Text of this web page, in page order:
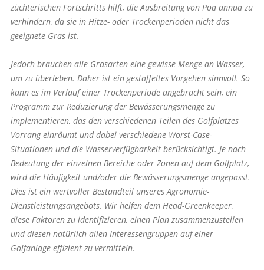
züchterischen Fortschritts hilft, die Ausbreitung von Poa annua zu
verhindern, da sie in Hitze- oder Trockenperioden nicht das
geeignete Gras ist.
Jedoch brauchen alle Grasarten eine gewisse Menge an Wasser,
um zu überleben. Daher ist ein gestaffeltes Vorgehen sinnvoll. So
kann es im Verlauf einer Trockenperiode angebracht sein, ein
Programm zur Reduzierung der Bewässerungsmenge zu
implementieren, das den verschiedenen Teilen des Golfplatzes
Vorrang einräumt und dabei verschiedene Worst-Case-
Situationen und die Wasserverfügbarkeit berücksichtigt. Je nach
Bedeutung der einzelnen Bereiche oder Zonen auf dem Golfplatz,
wird die Häufigkeit und/oder die Bewässerungsmenge angepasst.
Dies ist ein wertvoller Bestandteil unseres Agronomie-
Dienstleistungsangebots. Wir helfen dem Head-Greenkeeper,
diese Faktoren zu identifizieren, einen Plan zusammenzustellen
und diesen natürlich allen Interessengruppen auf einer
Golfanlage effizient zu vermitteln.